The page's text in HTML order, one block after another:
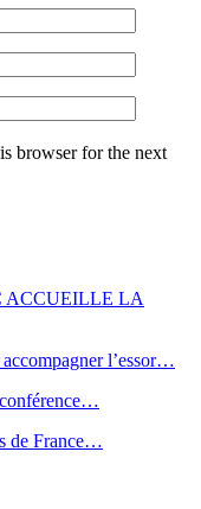
browser for the next
ACCUEILLE LA
l’essor…
de France…